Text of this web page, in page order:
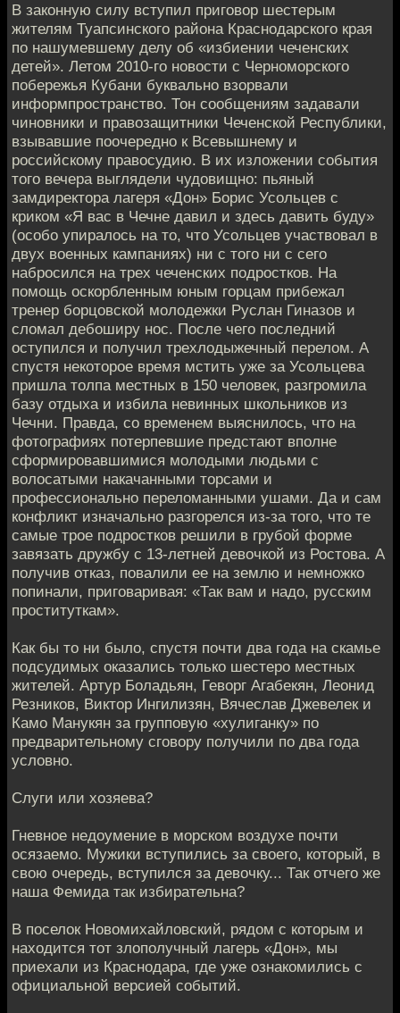
В законную силу вступил приговор шестерым
жителям Туапсинского района Краснодарского края
по нашумевшему делу об «избиении чеченских
детей». Летом 2010-го новости с Черноморского
побережья Кубани буквально взорвали
информпространство. Тон сообщениям задавали
чиновники и правозащитники Чеченской Республики,
взывавшие поочередно к Всевышнему и
российскому правосудию. В их изложении события
того вечера выглядели чудовищно: пьяный
замдиректора лагеря «Дон» Борис Усольцев с
криком «Я вас в Чечне давил и здесь давить буду»
(особо упиралось на то, что Усольцев участвовал в
двух военных кампаниях) ни с того ни с сего
набросился на трех чеченских подростков. На
помощь оскорбленным юным горцам прибежал
тренер борцовской молодежки Руслан Гиназов и
сломал дебоширу нос. После чего последний
оступился и получил трехлодыжечный перелом. А
спустя некоторое время мстить уже за Усольцева
пришла толпа местных в 150 человек, разгромила
базу отдыха и избила невинных школьников из
Чечни. Правда, со временем выяснилось, что на
фотографиях потерпевшие предстают вполне
сформировавшимися молодыми людьми с
волосатыми накачанными торсами и
профессионально переломанными ушами. Да и сам
конфликт изначально разгорелся из-за того, что те
самые трое подростков решили в грубой форме
завязать дружбу с 13-летней девочкой из Ростова. А
получив отказ, повалили ее на землю и немножко
попинали, приговаривая: «Так вам и надо, русским
проституткам».
Как бы то ни было, спустя почти два года на скамье
подсудимых оказались только шестеро местных
жителей. Артур Боладьян, Геворг Агабекян, Леонид
Резников, Виктор Ингилизян, Вячеслав Джевелек и
Камо Манукян за групповую «хулиганку» по
предварительному сговору получили по два года
условно.
Слуги или хозяева?
Гневное недоумение в морском воздухе почти
осязаемо. Мужики вступились за своего, который, в
свою очередь, вступился за девочку... Так отчего же
наша Фемида так избирательна?
В поселок Новомихайловский, рядом с которым и
находится тот злополучный лагерь «Дон», мы
приехали из Краснодара, где уже ознакомились с
официальной версией событий.